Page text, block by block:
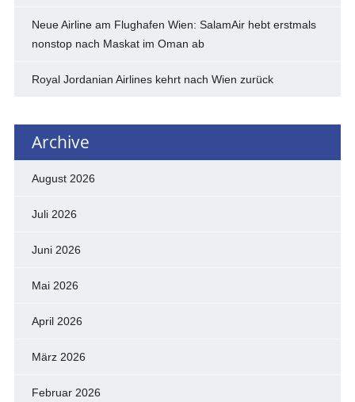
Neue Airline am Flughafen Wien: SalamAir hebt erstmals
nonstop nach Maskat im Oman ab
Royal Jordanian Airlines kehrt nach Wien zurück
Archive
August 2026
Juli 2026
Juni 2026
Mai 2026
April 2026
März 2026
Februar 2026